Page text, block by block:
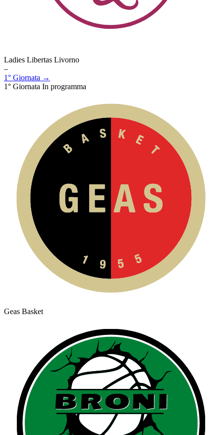
Ladies Libertas Livorno
–
1° Giornata →
1° Giornata In programma
Geas Basket